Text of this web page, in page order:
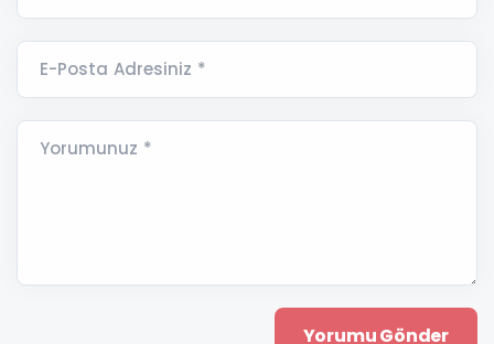
E-Posta Adresiniz *
Yorumunuz *